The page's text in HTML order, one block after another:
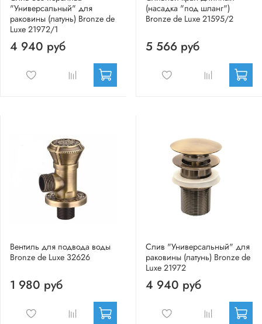
"Универсальный" для
раковины (латунь) Bronze de
Luxe 21972/1
4 940 руб
(насадка "под шланг")
Bronze de Luxe 21595/2
5 566 руб
Вентиль для подвода воды
Bronze de Luxe 32626
1 980 руб
Слив "Универсальный" для
раковины (латунь) Bronze de
Luxe 21972
4 940 руб